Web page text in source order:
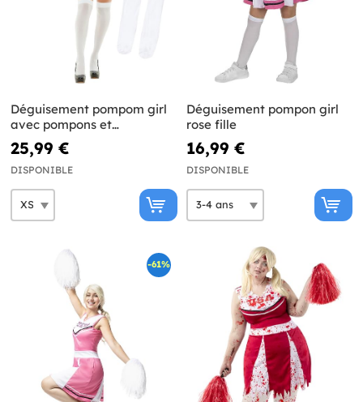
Déguisement pompom girl
avec pompons et
chaussettes
25,99 €
DISPONIBLE
Déguisement pompon girl
rose fille
16,99 €
DISPONIBLE
-61%